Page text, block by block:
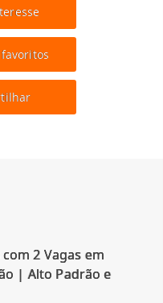
2 Vagas em
| Alto Padrão e